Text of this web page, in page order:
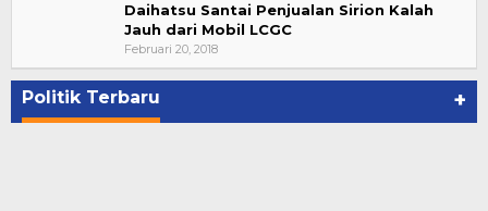
Daihatsu Santai Penjualan Sirion Kalah
Jauh dari Mobil LCGC
Februari 20, 2018
Politik Terbaru +
Suharto Dipercaya Jadi Dewan Pengawas PP
PBSI 2020-2024
Di NASIONAL, POLITIK